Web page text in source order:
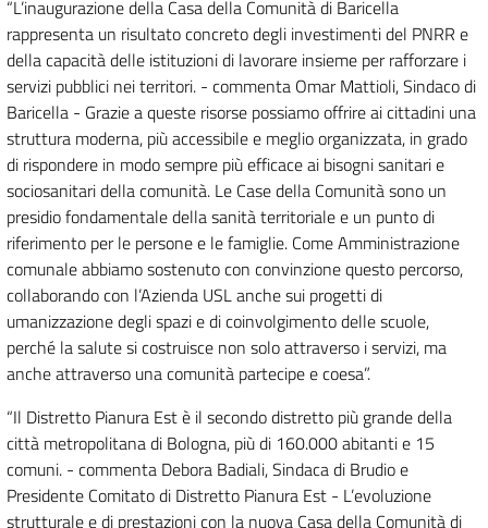
“L’inaugurazione della Casa della Comunità di Baricella
rappresenta un risultato concreto degli investimenti del PNRR e
della capacità delle istituzioni di lavorare insieme per rafforzare i
servizi pubblici nei territori. - commenta Omar Mattioli, Sindaco di
Baricella - Grazie a queste risorse possiamo offrire ai cittadini una
struttura moderna, più accessibile e meglio organizzata, in grado
di rispondere in modo sempre più efficace ai bisogni sanitari e
sociosanitari della comunità. Le Case della Comunità sono un
presidio fondamentale della sanità territoriale e un punto di
riferimento per le persone e le famiglie. Come Amministrazione
comunale abbiamo sostenuto con convinzione questo percorso,
collaborando con l’Azienda USL anche sui progetti di
umanizzazione degli spazi e di coinvolgimento delle scuole,
perché la salute si costruisce non solo attraverso i servizi, ma
anche attraverso una comunità partecipe e coesa”.
“Il Distretto Pianura Est è il secondo distretto più grande della
città metropolitana di Bologna, più di 160.000 abitanti e 15
comuni. - commenta Debora Badiali, Sindaca di Brudio e
Presidente Comitato di Distretto Pianura Est - L’evoluzione
strutturale e di prestazioni con la nuova Casa della Comunità di